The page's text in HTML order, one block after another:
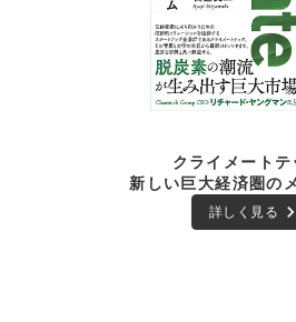
クライメートテ
新しい巨大経済圏の
詳しく見る keyboard_arrow_right